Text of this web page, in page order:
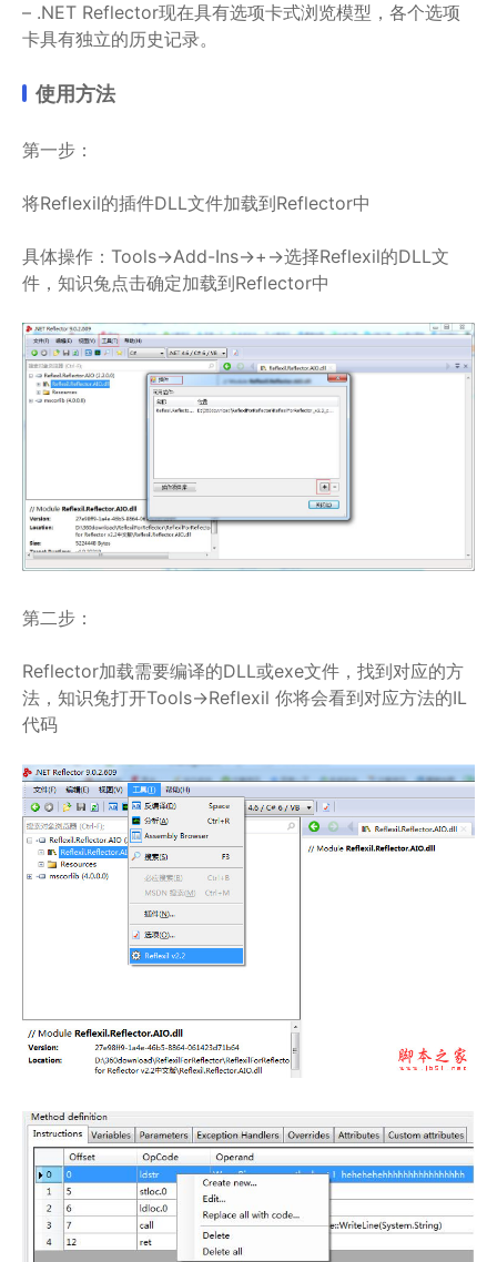
– .NET Reflector现在具有选项卡式浏览模型，各个选项
卡具有独立的历史记录。
使用方法
第一步：
将Reflexil的插件DLL文件加载到Reflector中
具体操作：Tools->Add-Ins->+->选择Reflexil的DLL文
件，知识兔点击确定加载到Reflector中
第二步：
Reflector加载需要编译的DLL或exe文件，找到对应的方
法，知识兔打开Tools->Reflexil 你将会看到对应方法的IL
代码